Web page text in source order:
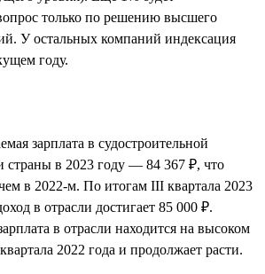
только по решению высшего
У остальных компаний индексация
году.
зарплата в судостроительной
страны в 2023 году — 84 367 ₽, что
в 2022-м. По итогам III квартала 2023
в отрасли достигает 85 000 ₽.
в отрасли находится на высоком
2022 года и продолжает расти.